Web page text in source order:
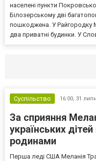
населені пункти
Білозерському дві
пошкоджена. У Райгородку
два приватні будинки. У
Суспільство 16:00, 31
За сприяння
українських
родинами
Перша леді США Меланія